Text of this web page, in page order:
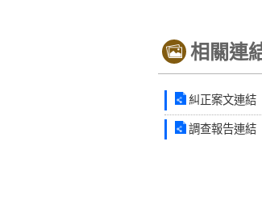
相關連
糾正案文連結
調查報告連結